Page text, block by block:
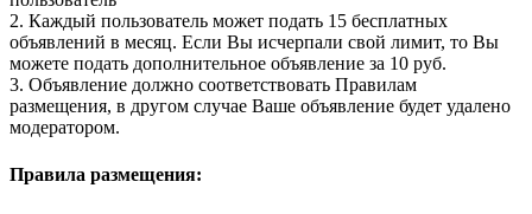
2. Каждый пользователь может подать 15 бесплатных
объявлений в месяц. Если Вы исчерпали свой лимит, то Вы
можете подать дополнительное объявление за 10 руб.
3. Объявление должно соответствовать Правилам
размещения, в другом случае Ваше объявление будет удалено
модератором.
Правила размещения: